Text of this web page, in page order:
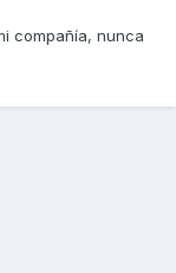
compañía, nunca